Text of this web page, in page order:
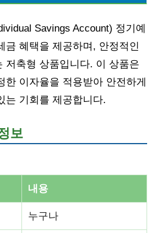
Savings Account) 정기예
금 혜택을 제공하며, 안정적인
저축형 상품입니다. 이 상품은
한 이자율을 적용받아 안전하게
는 기회를 제공합니다.
보
내용
누구나